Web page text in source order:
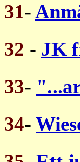
31-
32 - JK
33-
34-